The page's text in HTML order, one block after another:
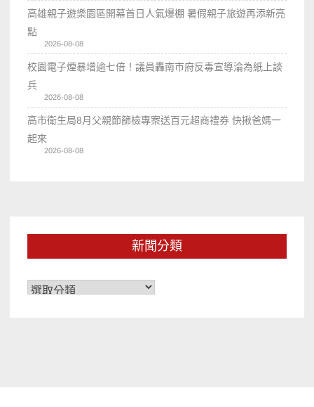
高雄親子遊樂園區開幕首日人氣爆棚 暑假親子旅遊再添新亮
點
2026-08-08
校園電子煙暴增逾七倍！議員轟南市府反毒宣導淪為紙上談
兵
2026-08-08
高市衛生局8月父親節篩檢專案送百元超商禮券 快揪爸媽一
起來
2026-08-08
新聞分類
新